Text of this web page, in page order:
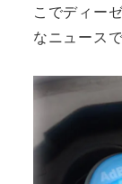
こでディー
なニュースで